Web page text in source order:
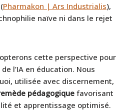
Pharmakon | Ars Industrialis),
naïve ni dans le rejet
cette perspective pour
l’IA en éducation. Nous
utilisée avec discernement,
pédagogique favorisant
et apprentissage optimisé.